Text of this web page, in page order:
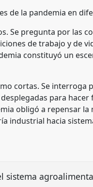
de la pandemia en
Se pregunta por las
de trabajo y de
constituyó un
cortas. Se interroga
para
obligó a repensar
industrial hacia
sistema